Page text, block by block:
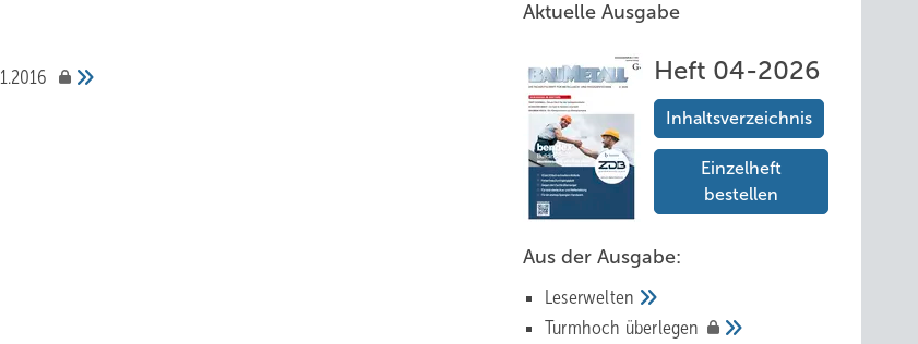
Aktuelle Ausgabe
Heft 04-2026
Inhaltsverzeichnis
Einzelheft
bestellen
Aus der Ausgabe:
Leserwelten
Tur mhoch überlegen